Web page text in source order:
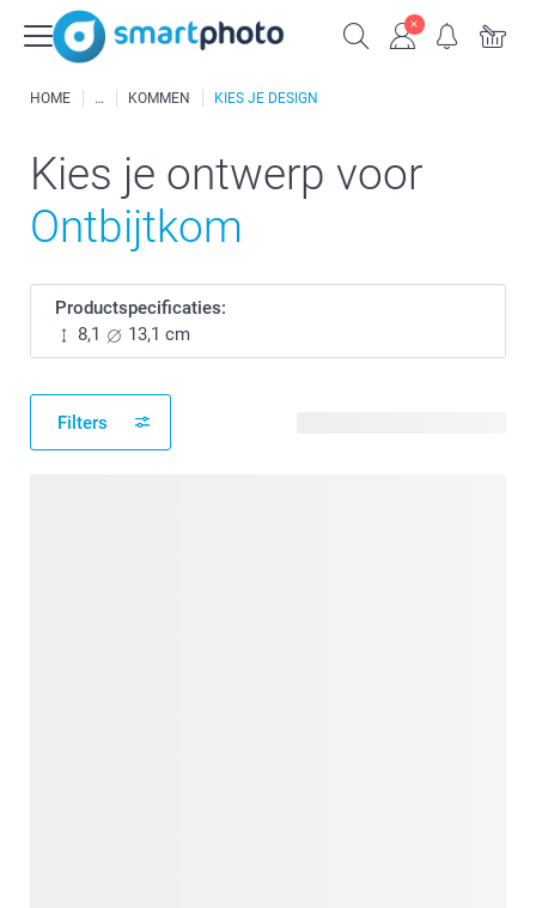
HOME KOMMEN KIES JE DESIGN
Kies je ontwerp voor
Ontbijtkom
Productspecificaties:
8,1
13,1 cm
Filters